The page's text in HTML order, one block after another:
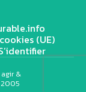
(UE)
&